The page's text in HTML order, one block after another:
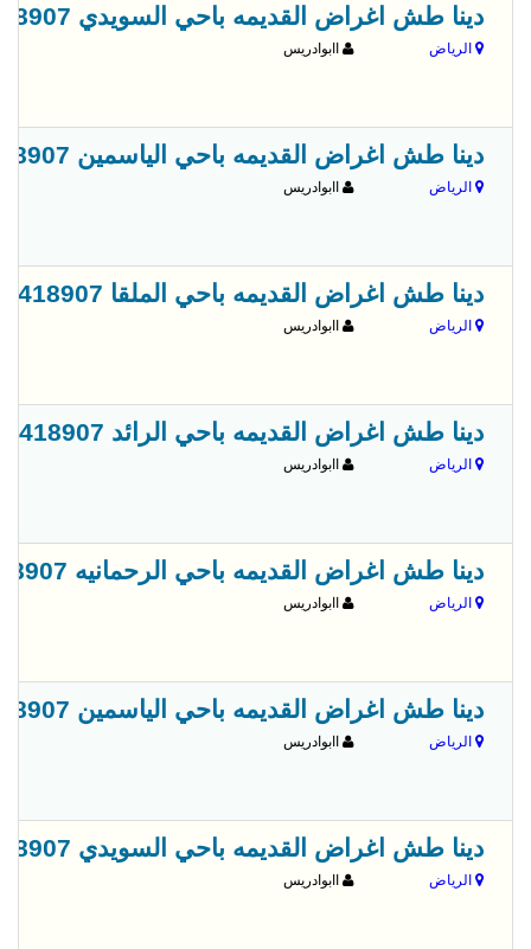
دينا طش اغراض القديمه باحي السويدي 0556418907
الرياض اابوادريس
دينا طش اغراض القديمه باحي الياسمين 0556418907
الرياض اابوادريس
دينا طش اغراض القديمه باحي الملقا 0556418907
الرياض اابوادريس
دينا طش اغراض القديمه باحي الرائد 0556418907
الرياض اابوادريس
دينا طش اغراض القديمه باحي الرحمانيه 0556418907
الرياض اابوادريس
دينا طش اغراض القديمه باحي الياسمين 0556418907
الرياض اابوادريس
دينا طش اغراض القديمه باحي السويدي 0556418907
الرياض اابوادريس